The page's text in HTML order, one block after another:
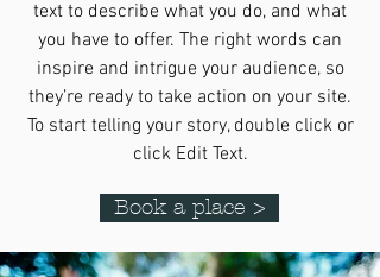
text to describe what you do, and what
you have to offer. The right words can
inspire and intrigue your audience, so
they’re ready to take action on your site.
To start telling your story, double click or
click Edit Text.
Book a place >